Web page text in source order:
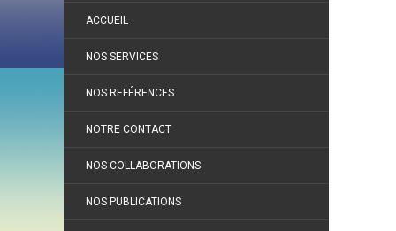
ACCUEIL
NOS SERVICES
NOS REFÉRENCES
NOTRE CONTACT
NOS COLLABORATIONS
NOS PUBLICATIONS